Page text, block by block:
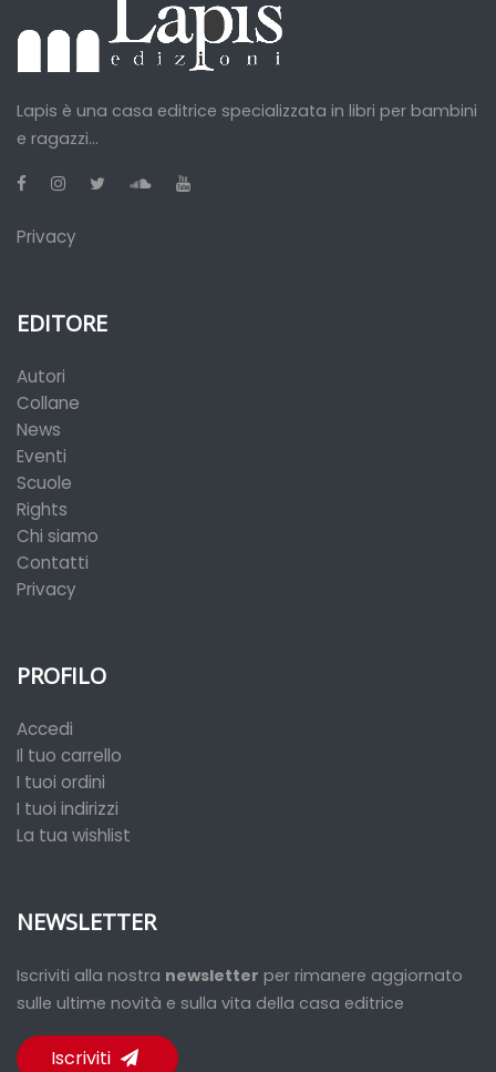
Lapis è una casa editrice specializzata in libri per bambini
e ragazzi...
Privacy
EDITORE
Autori
Collane
News
Eventi
Scuole
Rights
Chi siamo
Contatti
Privacy
PROFILO
Accedi
Il tuo carrello
I tuoi ordini
I tuoi indirizzi
La tua wishlist
NEWSLETTER
Iscriviti alla nostra newsletter per rimanere aggiornato
sulle ultime novità e sulla vita della casa editrice
Iscriviti